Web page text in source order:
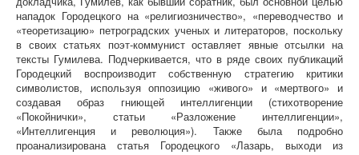
нападок Городецкого на «религиозничество», «переводчество и
«теоретизацию» петроградских ученых и литераторов, поскольку
в своих статьях поэт-коммунист оставляет явные отсылки на
тексты Гумилева. Подчеркивается, что в ряде своих публикаций
Городецкий воспроизводит собственную стратегию критики
символистов, используя оппозицию «живого» и «мертвого» и
создавая образ гниющей интеллигенции (стихотворение
«Покойнички», статьи «Разложение интеллигенции»,
«Интеллигенция и революция»). Также была подробно
проанализирована статья Городецкого «Лазарь, выходи из